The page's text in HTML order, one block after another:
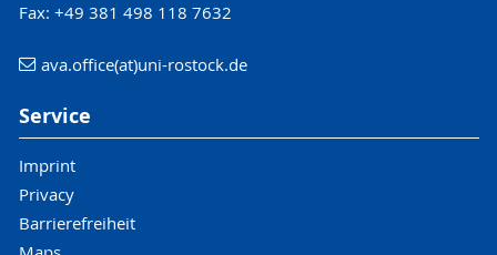
Fax: +49 381 498 118 7632
ava.office(at)uni-rostock.de
Service
Imprint
Privacy
Barrierefreiheit